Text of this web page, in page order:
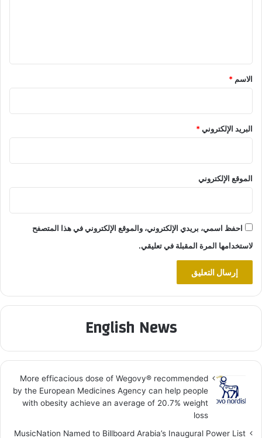
*
الاسم *
البريد الإلكتروني*
الموقع الإلكتروني
احفظ اسمي، بريدي الإلكتروني، والموقع الإلكتروني في هذا المتصفح
لاستخدامها المرة المقبلة في تعليقي.
English News
More efficacious dose of Wegovy®️ recommended
by the European Medicines Agency can help people
with obesity achieve an average of 20.7% weight
loss
MusicNation Named to Billboard Arabia’s Inaugural Power List